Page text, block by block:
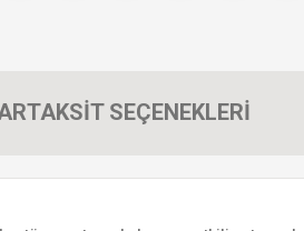
TAKSİT SEÇENEKLERİ